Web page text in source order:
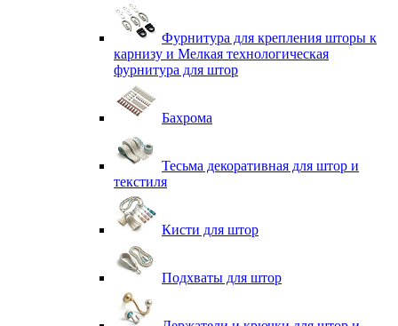
Фурнитура для крепления шторы к
карнизу и Мелкая технологическая
фурнитура для штор
Бахрома
Тесьма декоративная для штор и
текстиля
Кисти для штор
Подхваты для штор